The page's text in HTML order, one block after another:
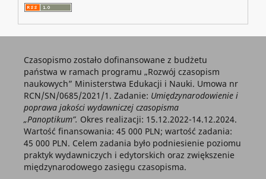
Czasopismo zostało dofinansowane z budżetu
państwa w ramach programu „Rozwój czasopism
naukowych” Ministerstwa Edukacji i Nauki. Umowa nr
RCN/SN/0685/2021/1. Zadanie: Umiędzynarodowienie i
poprawa jakości wydawniczej czasopisma
„Panoptikum”. Okres realizacji: 15.12.2022-14.12.2024.
Wartość finansowania: 45 000 PLN; wartość zadania:
45 000 PLN. Celem zadania było podniesienie poziomu
praktyk wydawniczych i edytorskich oraz zwiększenie
międzynarodowego zasięgu czasopisma.